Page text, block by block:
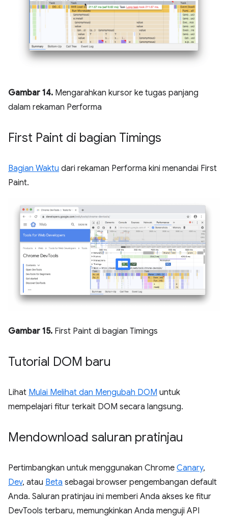
Gambar 14. Mengarahkan kursor ke tugas panjang
dalam rekaman Performa
First Paint di bagian Timings
Bagian Waktu dari rekaman Performa kini menandai First
Paint.
Gambar 15. First Paint di bagian Timings
Tutorial DOM baru
Lihat Mulai Melihat dan Mengubah DOM untuk
mempelajari fitur terkait DOM secara langsung.
Mendownload saluran pratinjau
Pertimbangkan untuk menggunakan Chrome Canary,
Dev, atau Beta sebagai browser pengembangan default
Anda. Saluran pratinjau ini memberi Anda akses ke fitur
DevTools terbaru, memungkinkan Anda menguji API